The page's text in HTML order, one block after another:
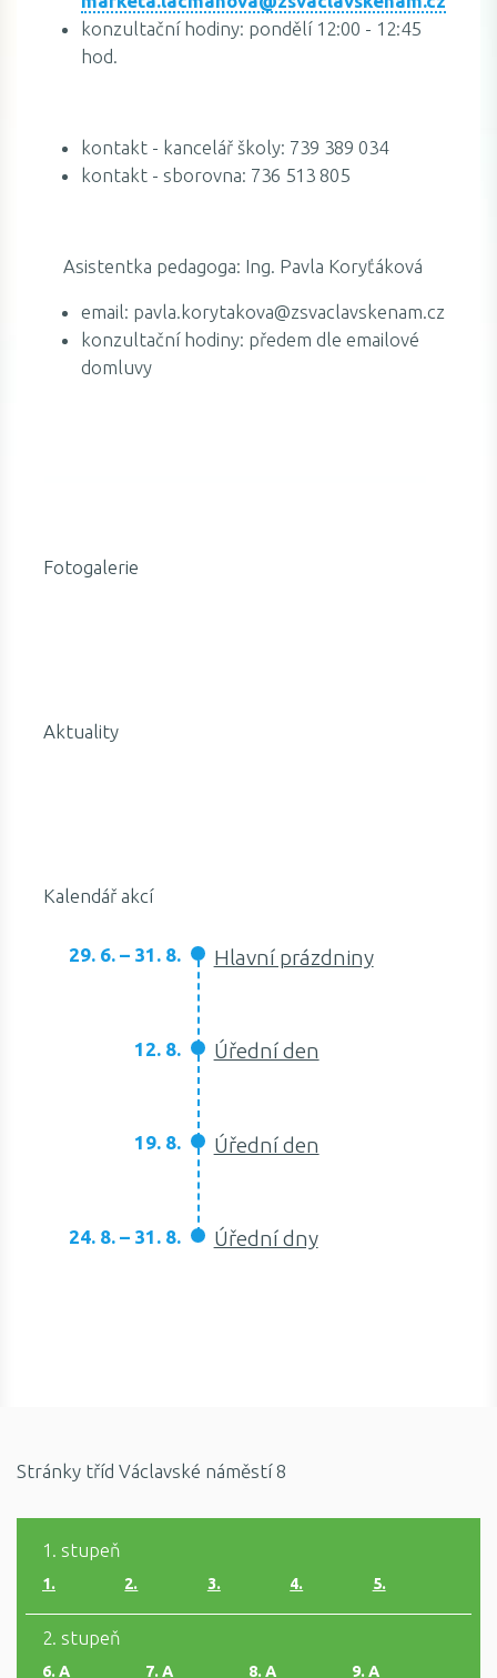
konzultační hodiny: pondělí 12:00 - 12:45
hod.
kontakt - kancelář školy: 739 389 034
kontakt - sborovna: 736 513 805
Asistentka pedagoga: Ing. Pavla Koryťáková
email: pavla.korytakova@zsvaclavskenam.cz
konzultační hodiny: předem dle emailové
domluvy
Fotogalerie
Aktuality
Kalendář akcí
29. 6. – 31. 8. Hlavní prázdniny
12. 8. Úřední den
19. 8. Úřední den
24. 8. – 31. 8. Úřední dny
Stránky tříd Václavské náměstí 8
1. stupeň
1. 2. 3. 4. 5.
2. stupeň
6. A 7. A 8. A 9. A